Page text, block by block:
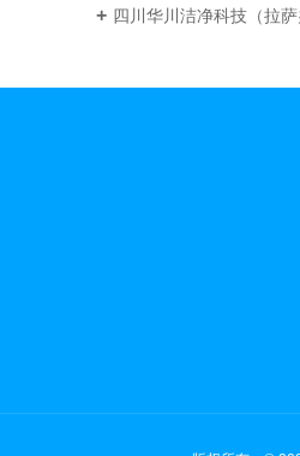
四川华川洁净科技（拉萨